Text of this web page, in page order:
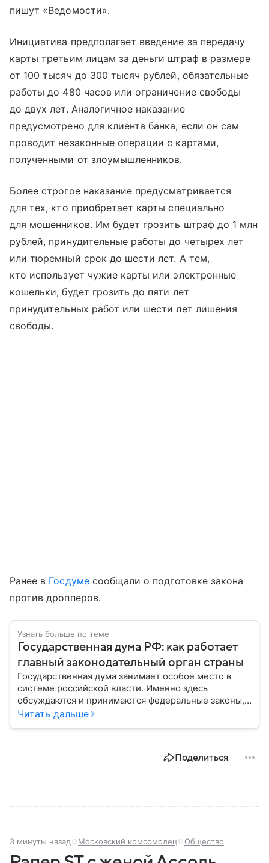
пишут «Ведомости».
Инициатива предполагает введение за передачу
карты третьим лицам за деньги штраф в размере
от 100 тысяч до 300 тысяч рублей, обязательные
работы до 480 часов или ограничение свободы
до двух лет. Аналогичное наказание
предусмотрено для клиента банка, если он сам
проводит незаконные операции с картами,
полученными от злоумышленников.
Более строгое наказание предусматривается
для тех, кто приобретает карты специально
для мошенников. Им будет грозить штраф до 1 млн
рублей, принудительные работы до четырех лет
или тюремный срок до шести лет. А тем,
кто использует чужие карты или электронные
кошельки, будет грозить до пяти лет
принудительных работ или шести лет лишения
свободы.
Ранее в Госдумесообщали о подготовке закона
против дропперов.
Узнать больше по теме
Государственная дума РФ: как работает
главный законодательный орган страны
Государственная дума занимает особое место в
системе российской власти. Именно здесь
обсуждаются и принимаются федеральные законы,
определяющие развитие государства, экономики и
Разбираемся, как устроена Госдума, какие
Читать дальше
Поделиться
3 минуты назад Московский комсомолец Общество